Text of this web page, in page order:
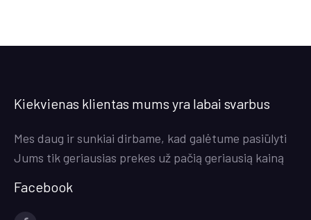
Kiekvienas klientas mums yra labai svarbus
Mes daug ir sunkiai dirbame, kad galėtume pasiūlyti
Jums tik geriausias prekes už pačią geriausią kainą
Facebook